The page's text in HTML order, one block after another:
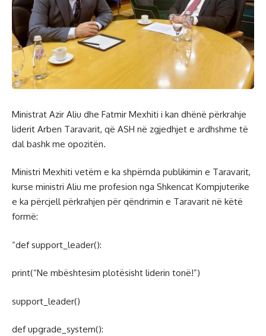
Ministrat Azir Aliu dhe Fatmir Mexhiti i kan dhënë përkrahje
liderit Arben Taravarit, që ASH në zgjedhjet e ardhshme të
dal bashk me opozitën.
Ministri Mexhiti vetëm e ka shpërnda publikimin e Taravarit,
kurse ministri Aliu me profesion nga Shkencat Kompjuterike
e ka përcjell përkrahjen për qëndrimin e Taravarit në këtë
formë:
“def support_leader():
print(“Ne mbështesim plotësisht liderin tonë!”)
support_leader()
def upgrade_system():